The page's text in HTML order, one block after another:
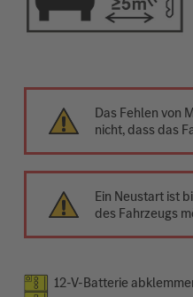
Das Fehlen von
nicht, dass das
Ein Neustart ist
des Fahrzeugs
12-V-Batterie